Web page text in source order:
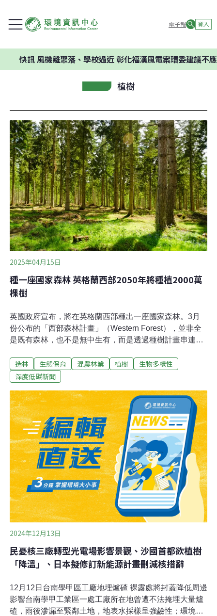
電子報 登入
風機離聚落、學校過近 彰化福漢風電案環委建議不應開發
植樹
2025年04月15日
種一座國家森林 英格蘭西部2050年將種植2000萬
棵樹
英國政府宣布，將在英格蘭西部種出一座國家森林。3月
份公布的「西部森林計畫」（Western Forest），並非全
是既有森林，也不是無中生有，而是透過種樹計畫串連既
2000萬棵，可增加2500公頃的新林地，約等於100個大安
森林公園，或0.92個台北市的面積。擴大森林生態 250萬
鄉村地區保護計畫（countryside protection plan），承諾
新增三座國家森林，西部森林計畫就是這項承諾的第一
座。西部森林預計在2050年以前種下2000萬棵樹，開闢
2500公頃的新林地，串連既有林地與城鎮，範圍橫跨威爾
特郡（Wiltshire）、格羅斯特郡（Gloucestershire）、薩
默塞特郡（Somerset）及西部大城布里斯托（Bristol）等
地區。西部森林盡可能讓森林鑲嵌於都
造林 生態保育 混農林業 植樹
生物多樣性
深度低碳新聞
2024年12月13日
民憂核三廠轉型光電場影響景觀、沙國首都欲植樹
「降溫」、日本擬修訂新能源計畫刪減核措辭
12月12日台南學甲區工廠地埋爐碴 裸露處將封蓋降低周邊
影響台南學甲工業區一處工廠所在地曾遭不法掩埋大量爐
碴，雨後滲漏至緊鄰土地，地表水採樣呈強鹼性；環境部